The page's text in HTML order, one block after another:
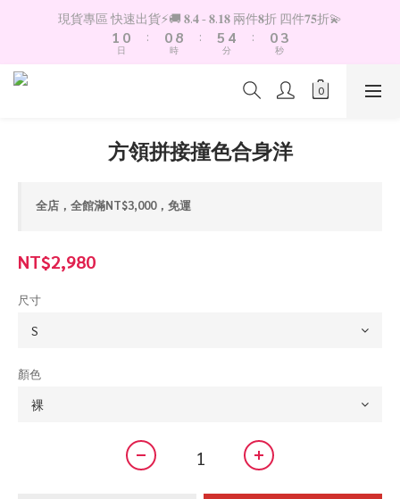
現貨專區 快速出貨⚡️🚚 𝟖.𝟒 - 𝟖.𝟏𝟖 兩件𝟖折 四件𝟕𝟓折💫
2
1
0
1
0
日
:
1
0
9
8
7
2
時
:
6
5
4
5
4
3
分
:
1
0
4
3
2
0
秒
方領拼接撞色合身洋
全店，全館滿NT$3,000，免運
NT$2,980
尺寸
顏色